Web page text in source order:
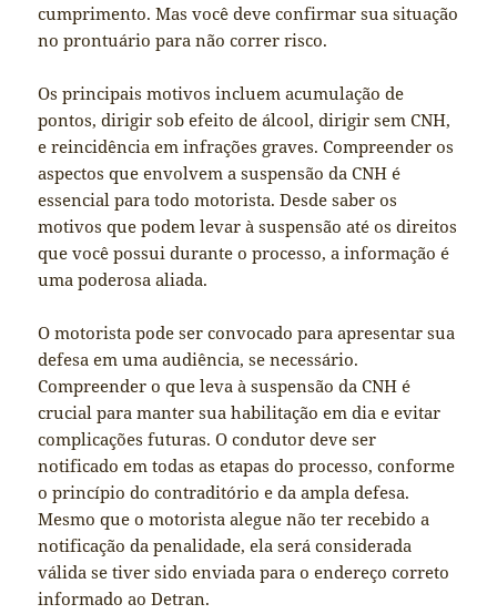
cumprimento. Mas você deve confirmar sua situação
no prontuário para não correr risco.
Os principais motivos incluem acumulação de
pontos, dirigir sob efeito de álcool, dirigir sem CNH,
e reincidência em infrações graves. Compreender os
aspectos que envolvem a suspensão da CNH é
essencial para todo motorista. Desde saber os
motivos que podem levar à suspensão até os direitos
que você possui durante o processo, a informação é
uma poderosa aliada.
O motorista pode ser convocado para apresentar sua
defesa em uma audiência, se necessário.
Compreender o que leva à suspensão da CNH é
crucial para manter sua habilitação em dia e evitar
complicações futuras. O condutor deve ser
notificado em todas as etapas do processo, conforme
o princípio do contraditório e da ampla defesa.
Mesmo que o motorista alegue não ter recebido a
notificação da penalidade, ela será considerada
válida se tiver sido enviada para o endereço correto
informado ao Detran.